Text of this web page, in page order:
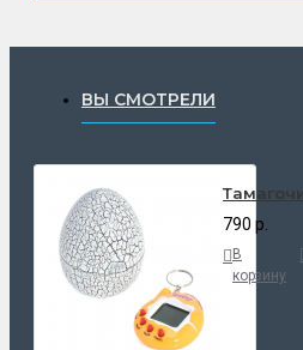
ВЫ СМОТРЕЛИ
790 р.
В
корзину